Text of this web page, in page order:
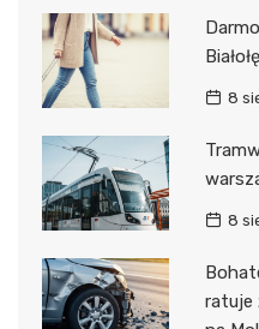
8
8
ratuje